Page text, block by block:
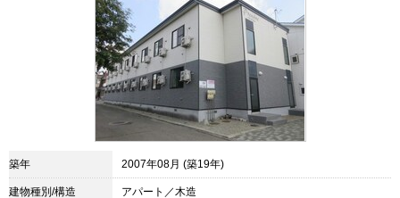
築年 2007年08月 (築19年)
建物種別/構造 アパート／木造